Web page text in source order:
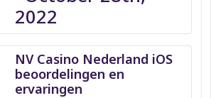
2022
NV Casino Nederland iOS
beoordelingen en
ervaringen